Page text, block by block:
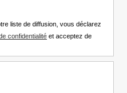
liste de diffusion, vous déclarez
confidentialité et acceptez de